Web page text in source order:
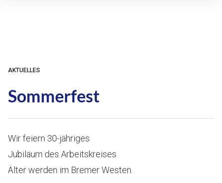
AKTUELLES
Sommerfest
Wir feiern 30-jähriges
Jubiläum des Arbeitskreises
Älter werden im Bremer Westen.